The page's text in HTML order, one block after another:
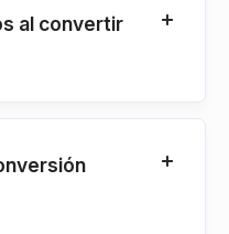
al convertir